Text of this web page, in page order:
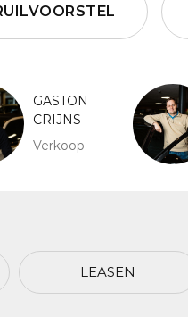
GASTON
CRIJNS
Verkoop
LEASEN